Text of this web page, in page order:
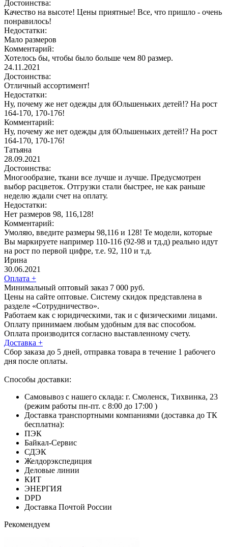
Достоинства:
Качество на высоте! Цены приятные! Все, что пришло - очень
понравилось!
Недостатки:
Мало размеров
Комментарий:
Хотелось бы, чтобы было больше чем 80 размер.
24.11.2021
Достоинства:
Отличный ассортимент!
Недостатки:
Ну, почему же нет одежды для бОльшеньких детей!? На рост
164-170, 170-176!
Комментарий:
Ну, почему же нет одежды для бОльшеньких детей!? На рост
164-170, 170-176!
Татьяна
28.09.2021
Достоинства:
Многообразие, ткани все лучше и лучше. Предусмотрен
выбор расцветок. Отгрузки стали быстрее, не как раньше
неделю ждали счет на оплату.
Недостатки:
Нет размеров 98, 116,128!
Комментарий:
Умоляю, введите размеры 98,116 и 128! Те модели, которые
Вы маркируете например 110-116 (92-98 и тд.д) реально идут
на рост по первой цифре, т.е. 92, 110 и т.д.
Ирина
30.06.2021
Оплата +
Минимальный оптовый заказ 7 000 руб.
Цены на сайте оптовые. Систему скидок представлена в
разделе «Сотрудничество».
Работаем как с юридическими, так и с физическими лицами.
Оплату принимаем любым удобным для вас способом.
Оплата производится согласно выставленному счету.
Доставка +
Сбор заказа до 5 дней, отправка товара в течение 1 рабочего
дня после оплаты.
Способы доставки:
Самовывоз с нашего склада: г. Смоленск, Тихвинка, 23
(режим работы пн-пт. с 8:00 до 17:00 )
Доставка транспортными компаниями (доставка до ТК
бесплатна):
ПЭК
Байкал-Сервис
СДЭК
Желдорэкспедиция
Деловые линии
КИТ
ЭНЕРГИЯ
DPD
Доставка Почтой России
Рекомендуем